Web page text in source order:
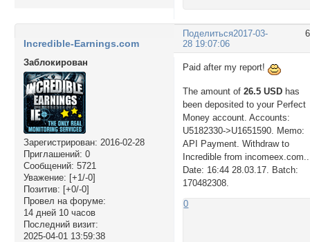
Поделиться2017-03-
28 19:07:06
Incredible-Earnings.com
Заблокирован
Зарегистрирован: 2016-02-28
Приглашений: 0
Сообщений: 5721
Уважение: [+1/-0]
Позитив: [+0/-0]
Провел на форуме:
14 дней 10 часов
Последний визит:
2025-04-01 13:59:38
Paid after my report!
The amount of26.5 USD has
been deposited to your Perfect
Money account. Accounts:
U5182330->U1651590. Memo:
API Payment. Withdraw to
Incredible from incomeex.com..
Date: 16:44 28.03.17. Batch:
170482308.
0